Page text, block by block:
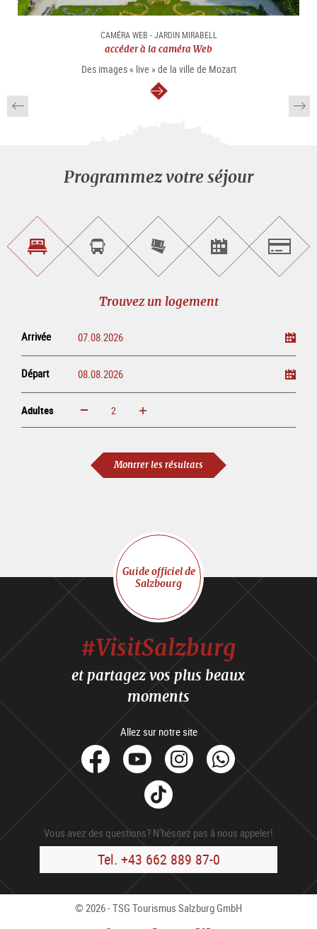
CAMÉRA WEB - JARDIN MIRABELL
accéder à la caméra Web
Des images « live » de la ville de Mozart
Continuer
Programmez votre séjour
Trouvez
un
logement
Réservez
un
tour
Achetez
les
billets
ligne
Trouvez
des
manifestations
Trouvez un logement
Arrivée
Départ
Adultes Augmenter Réduire
Montrer les résultats
Guide officiel de
Salzbourg
#VisitSalzburg
et partagez vos plus beaux
moments
Allez sur notre site
facebook
YoutubeInstagram
Tik
Tok
Vous avez des questions? N’hésitez pas à nous appeler!
Tel. +43 662 889 87-0
© 2026 - TSG Tourismus Salzburg GmbH